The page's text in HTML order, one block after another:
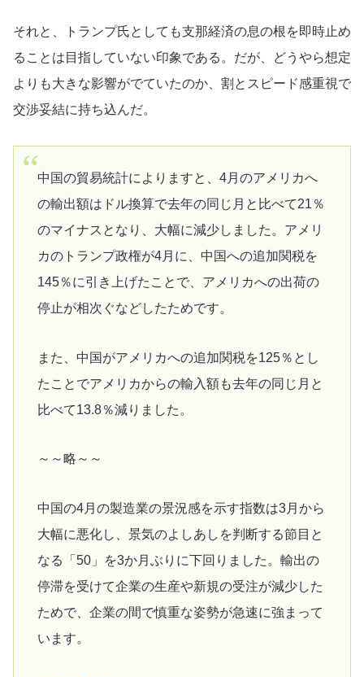
それと、トランプ氏としても支那経済の息の根を即時止め
ることは目指していない印象である。だが、どうやら想定
よりも大きな影響がでていたのか、割とスピード感重視で
交渉妥結に持ち込んだ。
中国の貿易統計によりますと、4月のアメリカへ
の輸出額はドル換算で去年の同じ月と比べて21％
のマイナスとなり、大幅に減少しました。アメリ
カのトランプ政権が4月に、中国への追加関税を
145％に引き上げたことで、アメリカへの出荷の
停止が相次ぐなどしたためです。
また、中国がアメリカへの追加関税を125％とし
たことでアメリカからの輸入額も去年の同じ月と
比べて13.8％減りました。
～～略～～
中国の4月の製造業の景況感を示す指数は3月から
大幅に悪化し、景気のよしあしを判断する節目と
なる「50」を3か月ぶりに下回りました。輸出の
停滞を受けて企業の生産や新規の受注が減少した
ためで、企業の間で慎重な姿勢が急速に強まって
います。